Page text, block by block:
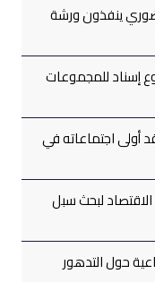
ينفذون ورشة
إسناد للمجموعات
اجتماعاته في
لبحث سبل
حول التدهور